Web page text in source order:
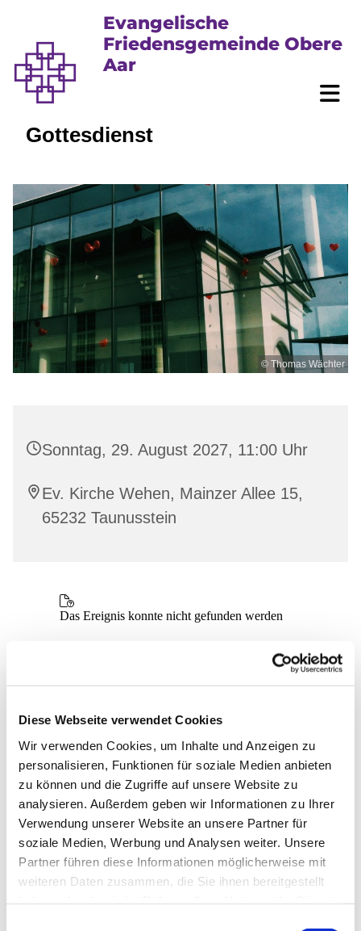
Diese Webseite verwendet Cookies
Wir verwenden Cookies, um Inhalte und Anzeigen zu
personalisieren, Funktionen für soziale Medien anbieten
zu können und die Zugriffe auf unsere Website zu
analysieren. Außerdem geben wir Informationen zu Ihrer
Verwendung unserer Website an unsere Partner für
soziale Medien, Werbung und Analysen weiter. Unsere
Partner führen diese Informationen möglicherweise mit
weiteren Daten zusammen, die Sie ihnen bereitgestellt
Evangelische
Friedensgemeinde Obere
Aar
Gottesdienst
© Thomas Wächter
Sonntag, 29. August 2027, 11:00 Uhr
Ev. Kirche Wehen, Mainzer Allee 15,
65232 Taunusstein